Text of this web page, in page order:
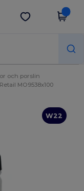
Hämta app
och porslin
MO9538x100
W22